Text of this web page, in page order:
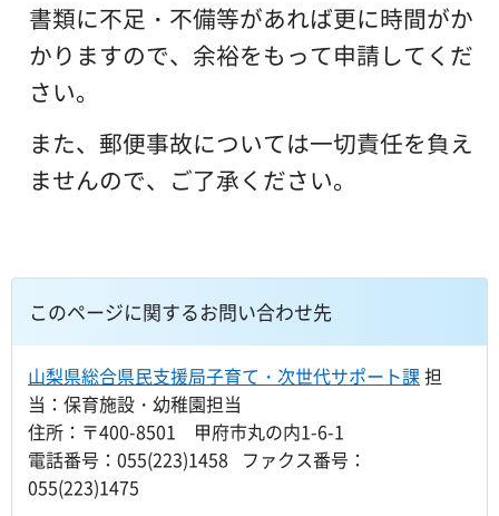
書類に不足・不備等があれば更に時間がか
かりますので、余裕をもって申請してくだ
さい。
また、郵便事故については一切責任を負え
ませんので、ご了承ください。
このページに関するお問い合わせ先
山梨県総合県民支援局子育て・次世代サポート課 担
当：保育施設・幼稚園担当
住所：〒400-8501 甲府市丸の内1-6-1
電話番号：055(223)1458 ファクス番号：
055(223)1475